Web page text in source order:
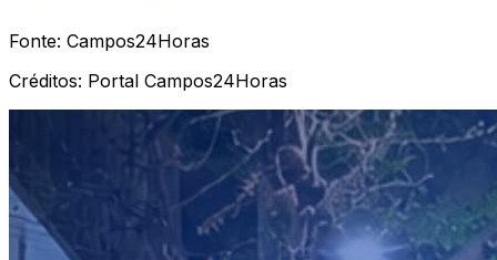
Fonte: Campos24Horas
Créditos: Portal Campos24Horas